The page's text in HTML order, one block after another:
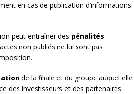
en cas de publication d’informations
peut entraîner des pénalités
non publiés ne lui sont pas
de la filiale et du groupe auquel elle
des investisseurs et des partenaires